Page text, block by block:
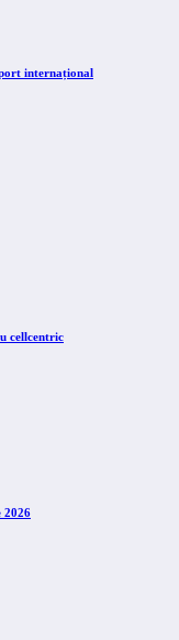
internațional
cellcentric
2026